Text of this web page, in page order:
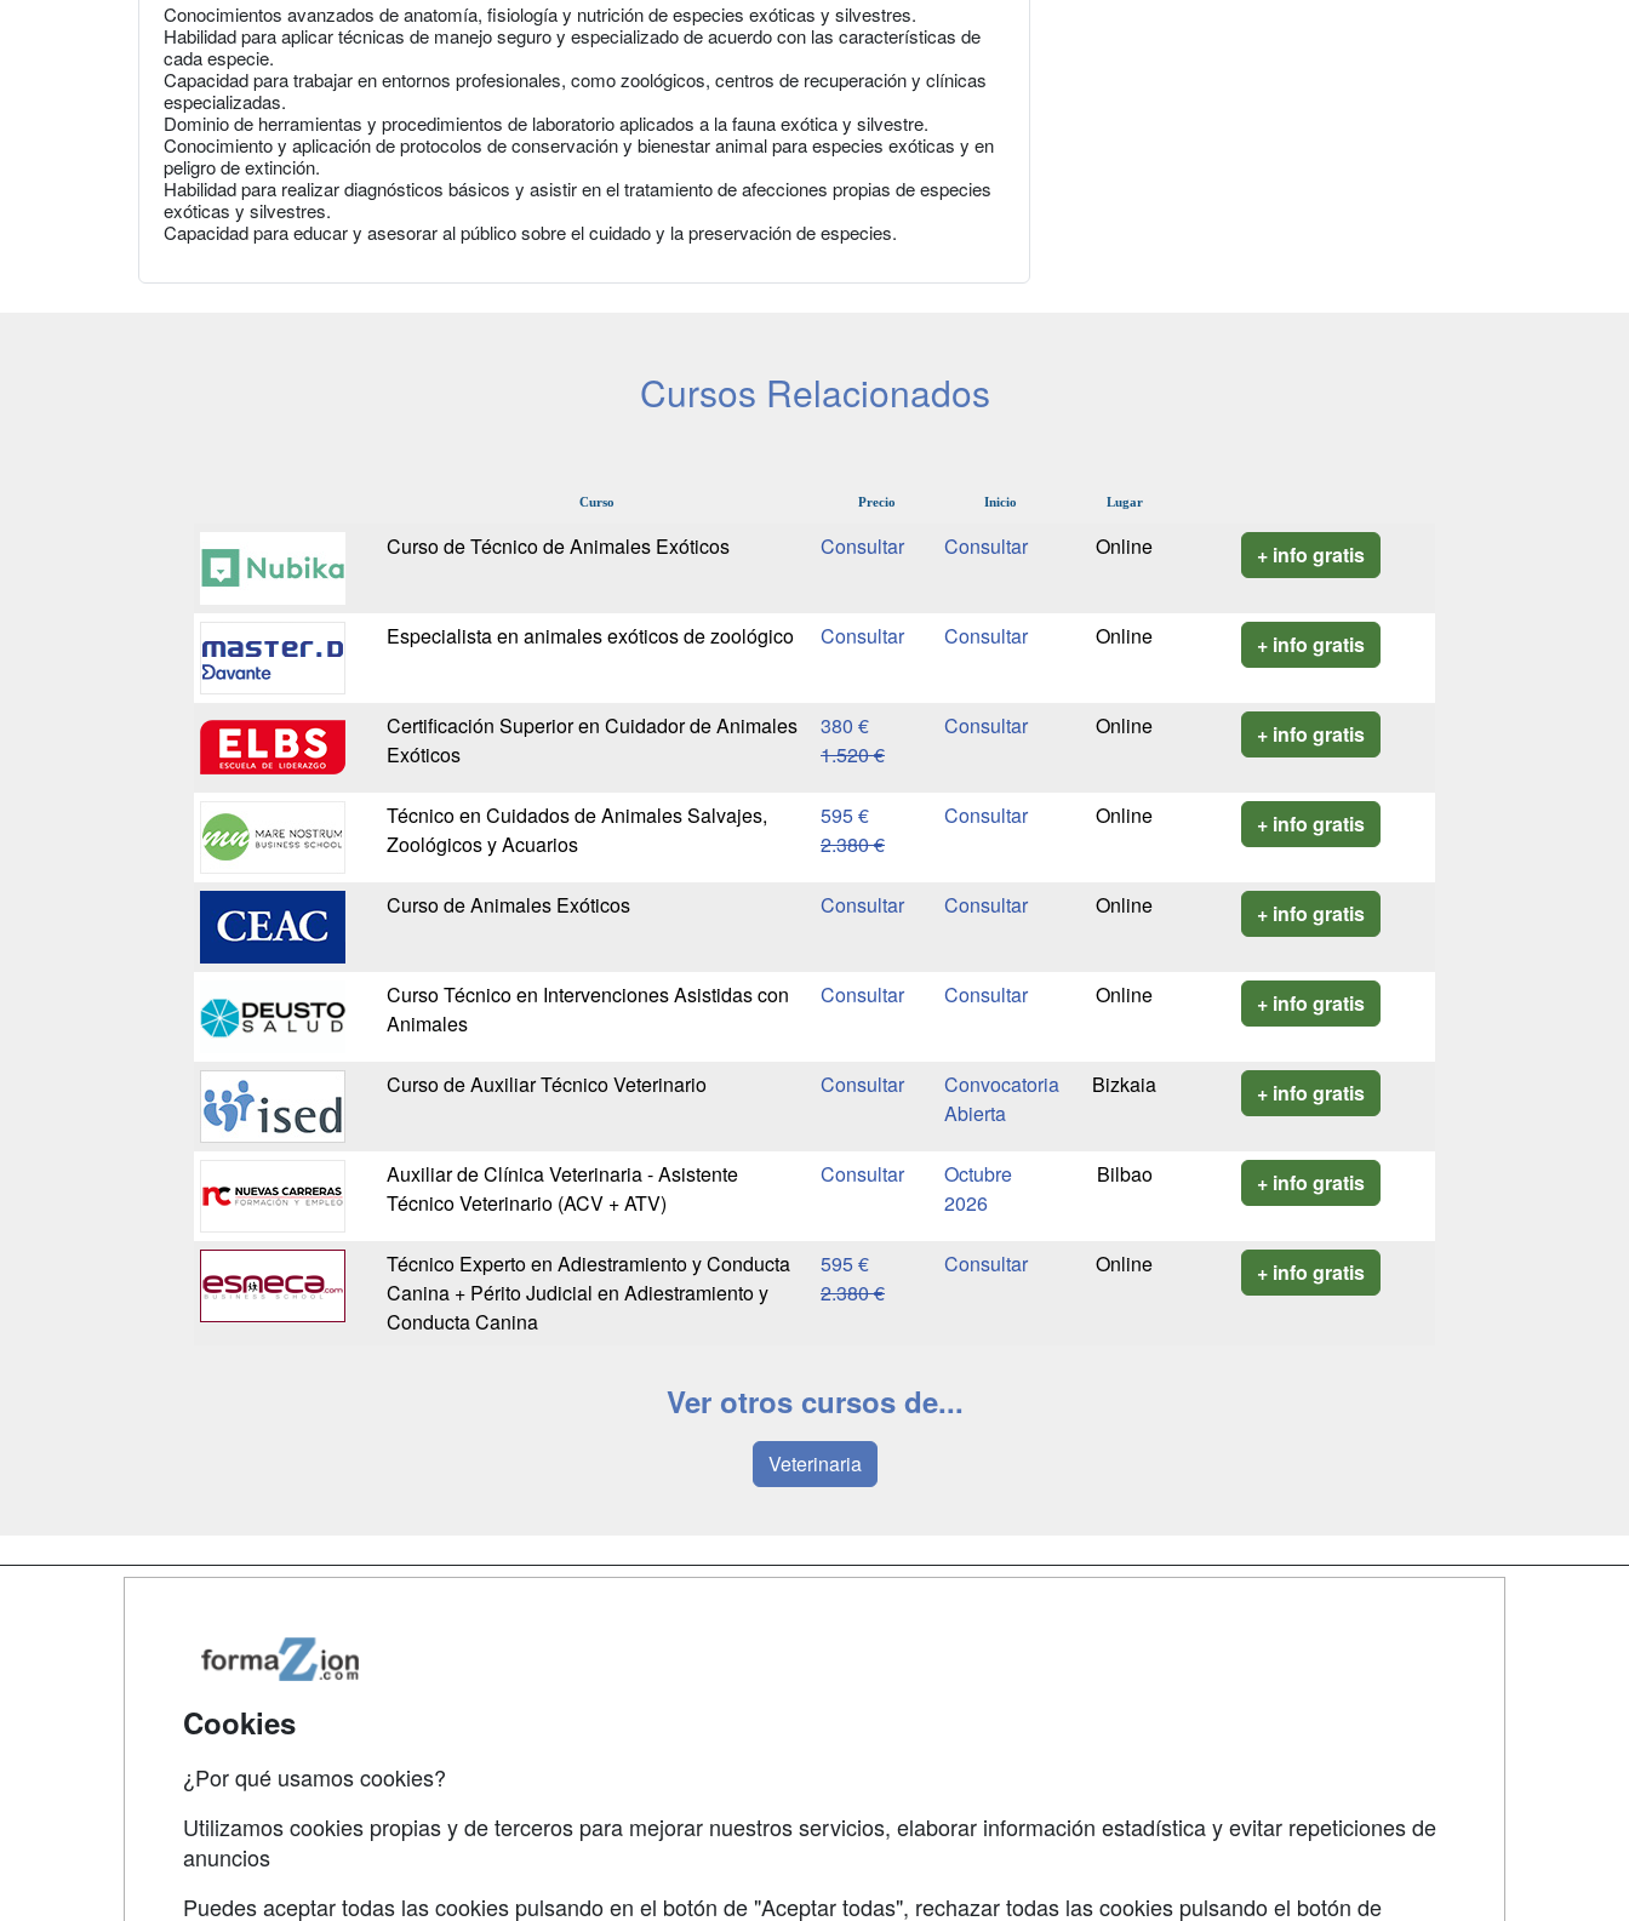
Conocimientos avanzados de anatomía, fisiología y nutrición de especies exóticas y silvestres.
Habilidad para aplicar técnicas de manejo seguro y especializado de acuerdo con las características de
cada especie.
Capacidad para trabajar en entornos profesionales, como zoológicos, centros de recuperación y clínicas
especializadas.
Dominio de herramientas y procedimientos de laboratorio aplicados a la fauna exótica y silvestre.
Conocimiento y aplicación de protocolos de conservación y bienestar animal para especies exóticas y en
peligro de extinción.
Habilidad para realizar diagnósticos básicos y asistir en el tratamiento de afecciones propias de especies
exóticas y silvestres.
Capacidad para educar y asesorar al público sobre el cuidado y la preservación de especies.
Cursos Relacionados
Curso Precio Inicio Lugar
Curso de Técnico de Animales Exóticos Online + info gratis
Especialista en animales exóticos de zoológico Online + info gratis
Certificación Superior en Cuidador de Animales
Exóticos
380 €
1.520 €
Online + info gratis
Técnico en Cuidados de Animales Salvajes,
Zoológicos y Acuarios
595 €
2.380 €
Online + info gratis
Curso de Animales Exóticos Online + info gratis
Curso Técnico en Intervenciones Asistidas con
Animales
Online + info gratis
Curso de Auxiliar Técnico Veterinario
Convocatoria
Abierta
Bizkaia + info gratis
Auxiliar de Clínica Veterinaria - Asistente
Técnico Veterinario (ACV + ATV)
Octubre
2026
Bilbao + info gratis
Técnico Experto en Adiestramiento y Conducta
Canina + Périto Judicial en Adiestramiento y
Conducta Canina
595 €
2.380 €
Online + info gratis
Ver otros cursos de...
Veterinaria
Cookies
¿Por qué usamos cookies?
Utilizamos cookies propias y de terceros para mejorar nuestros servicios, elaborar información estadística y evitar repeticiones de
anuncios
Puedes aceptar todas las cookies pulsando en el botón de "Aceptar todas", rechazar todas las cookies pulsando el botón de